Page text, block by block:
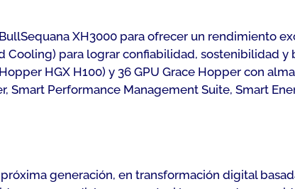
XH3000 para ofrecer un rendimiento
para lograr confiabilidad, sostenibilidad y
HGX H100) y 36 GPU Grace Hopper con
Smart Performance Management Suite, Smart
generación, en transformación digital